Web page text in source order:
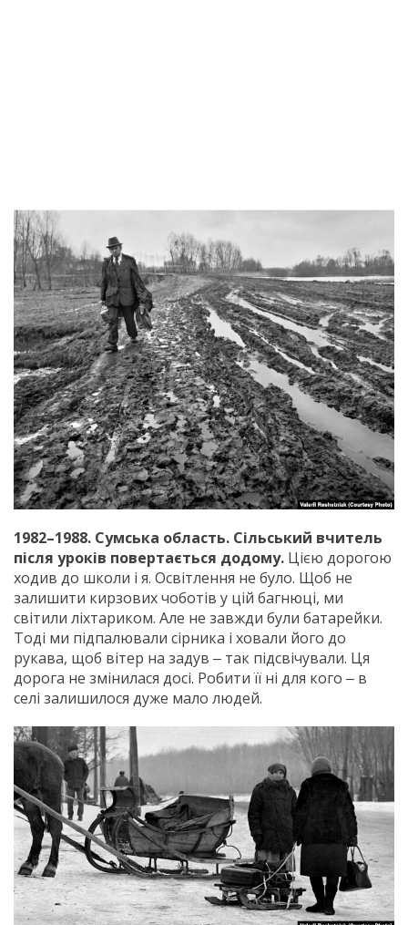
1982–1988. Сумська область. Сільський вчитель
після уроків повертається додому. Цією дорогою
ходив до школи і я. Освітлення не було. Щоб не
залишити кирзових чоботів у цій багнюці, ми
світили ліхтариком. Але не завжди були батарейки.
Тоді ми підпалювали сірника і ховали його до
рукава, щоб вітер на задув ‒ так підсвічували. Ця
дорога не змінилася досі. Робити її ні для кого ‒ в
селі залишилося дуже мало людей.